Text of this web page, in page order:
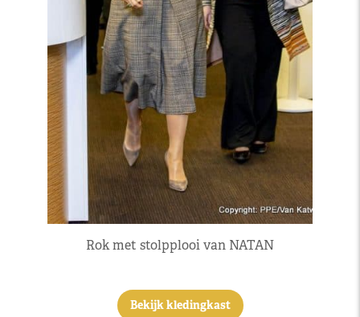
Rok met stolpplooi van NATAN
Bekijk kledingkast